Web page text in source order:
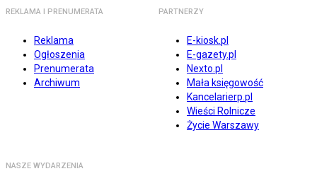
REKLAMA I PRENUMERATA
Reklama
Ogłoszenia
Prenumerata
Archiwum
PARTNERZY
E-kiosk.pl
E-gazety.pl
Nexto.pl
Mała księgowość
Kancelarierp.pl
Wieści Rolnicze
Życie Warszawy
NASZE WYDARZENIA